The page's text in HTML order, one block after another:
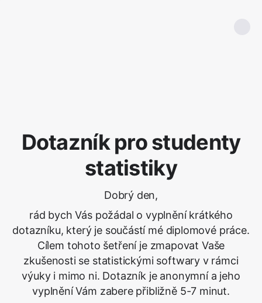
Dotazník pro studenty
statistiky
Dobrý den,
rád bych Vás požádal o vyplnění krátkého
dotazníku, který je součástí mé diplomové práce.
Cílem tohoto šetření je zmapovat Vaše
zkušenosti se statistickými softwary v rámci
výuky i mimo ni. Dotazník je anonymní a jeho
vyplnění Vám zabere přibližně 5-7 minut.